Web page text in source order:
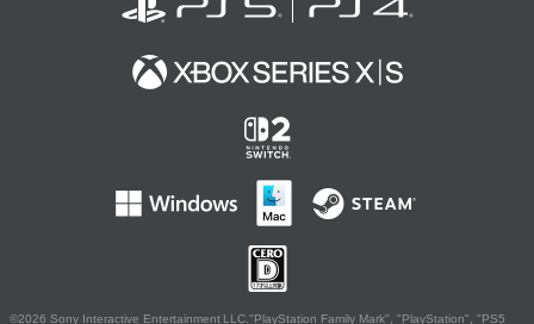
©2026 Sony Interactive Entertainment LLC."PlayStation Family Mark", "PlayStation", "PS5